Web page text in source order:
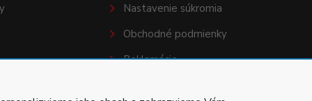
Nastavenie súkromia
Obchodné podmienky
Reklamácie